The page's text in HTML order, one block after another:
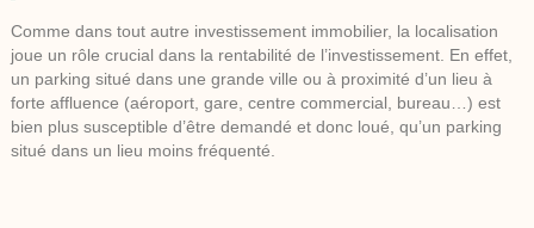
Comme dans tout autre investissement immobilier, la localisation
joue un rôle crucial dans la rentabilité de l’investissement. En effet,
un parking situé dans une grande ville ou à proximité d’un lieu à
forte affluence (aéroport, gare, centre commercial, bureau…) est
bien plus susceptible d’être demandé et donc loué, qu’un parking
situé dans un lieu moins fréquenté.